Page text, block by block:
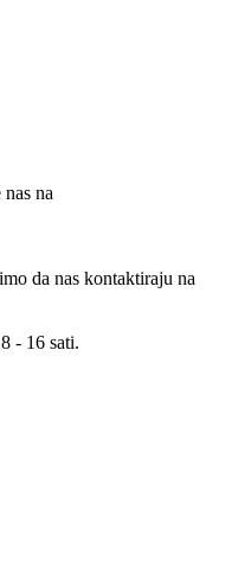
na
da nas kontaktiraju na
- 16 sati.